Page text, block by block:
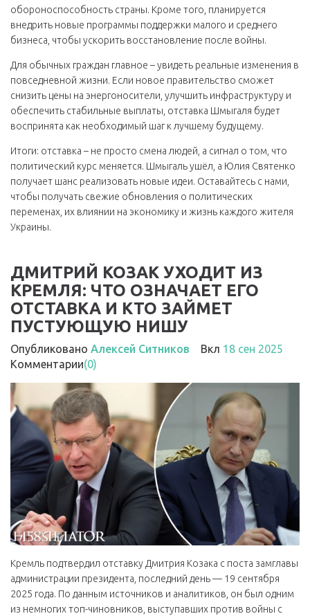
обороноспособность страны. Кроме того, планируется
внедрить новые программы поддержки малого и среднего
бизнеса, чтобы ускорить восстановление после войны.
Для обычных граждан главное – увидеть реальные изменения в
повседневной жизни. Если новое правительство сможет
снизить цены на энергоносители, улучшить инфраструктуру и
обеспечить стабильные выплаты, отставка Шмыгаля будет
воспринята как необходимый шаг к лучшему будущему.
Итоги: отставка – не просто смена людей, а сигнал о том, что
политический курс меняется. Шмыгаль ушёл, а Юлия Святенко
получает шанс реализовать новые идеи. Оставайтесь с нами,
чтобы получать свежие обновления о политических
переменах, их влиянии на экономику и жизнь каждого жителя
Украины.
ДМИТРИЙ КОЗАК УХОДИТ ИЗ
КРЕМЛЯ: ЧТО ОЗНАЧАЕТ ЕГО
ОТСТАВКА И КТО ЗАЙМЕТ
ПУСТУЮЩУЮ НИШУ
Опубликовано Алексей Ситников Вкл 18 сен 2025
Комментарии(0)
Кремль подтвердил отставку Дмитрия Козака с поста замглавы
администрации президента, последний день — 19 сентября
2025 года. По данным источников и аналитиков, он был одним
из немногих топ-чиновников, выступавших против войны с